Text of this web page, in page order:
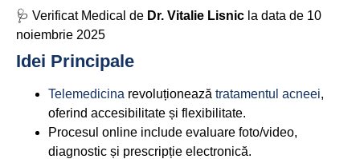
🩺 Verificat Medical de Dr. Vitalie Lisnic la data de 10
noiembrie 2025
Idei Principale
Telemedicina revoluționează tratamentul acneei,
oferind accesibilitate și flexibilitate.
Procesul online include evaluare foto/video,
diagnostic și prescripție electronică.